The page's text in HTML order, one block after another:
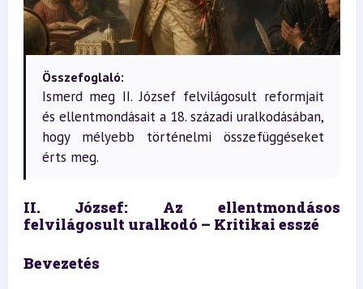
Összefoglaló:
Ismerd meg II. József felvilágosult reformjait
és ellentmondásait a 18. századi uralkodásában,
hogy mélyebb történelmi összefüggéseket
érts meg.
II. József: Az ellentmondásos
felvilágosult uralkodó – Kritikai esszé
Bevezetés